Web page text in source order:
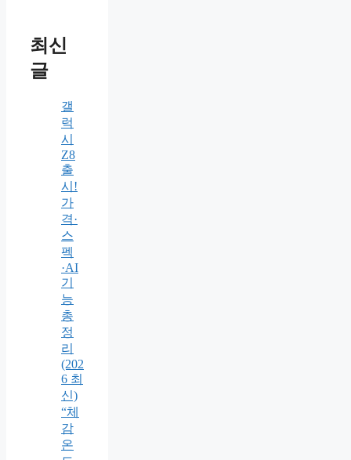
최신
글
갤
럭
시
Z8
출
시!
가
격·
스
펙
·AI
기
능
총
정
리
(202
6 최
신)
“체
감
온